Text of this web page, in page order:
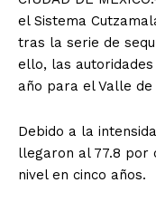
el Sistema
tras la serie de
ello, las
año para el Valle
Debido a la
llegaron al 77.8 por
nivel en cinco años.